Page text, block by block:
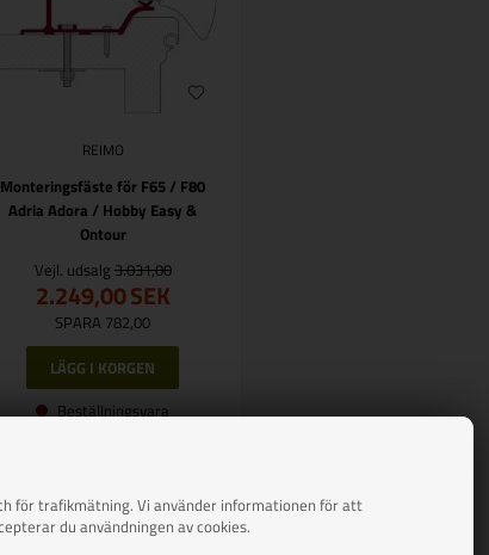
för trafikmätning. Vi använder informationen för att
du användningen av cookies.
REIMO
Monteringsfäste för F65 / F80
Adria Adora / Hobby Easy &
Ontour
Vejl. udsalg 3.031,00
2.249,00SEK
SPARA 782,00
Beställningsvara